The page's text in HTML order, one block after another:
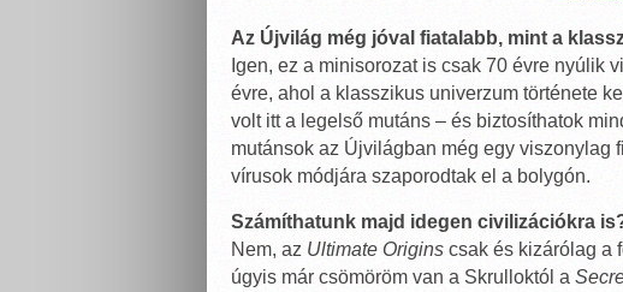
Az Újvilág még jóval fiatalabb, mint a
Igen, ez a minisorozat is csak 70 évre nyúlik
évre, ahol a klasszikus univerzum története
volt itt a legelső mutáns – és biztosíthatok
mutánsok az Újvilágban még egy viszonylag
vírusok módjára szaporodtak el a bolygón.
Számíthatunk majd idegen civilizációkra
Nem, az Ultimate Originscsak és kizárólag a
úgyis már csömöröm van a Skrulloktól a